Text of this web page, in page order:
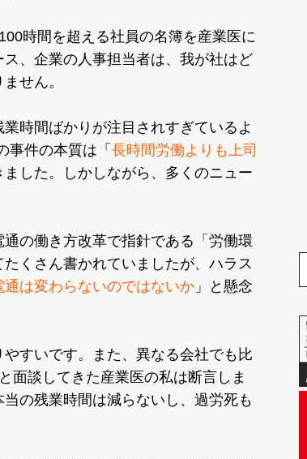
時間を超える社員の名簿を産業医に
、企業の人事担当者は、我が社はど
せん。
時間ばかりが注目されすぎているよ
事件の本質は「 長時間労働よりも上司
ました。しかしながら、多くのニュー
の働き方改革で指針である「労働環
くさん書かれていましたが、ハラス
通は変わらないのではないか 」と懸念
すいです。また、異なる会社でも比
面談してきた産業医の私は断言しま
の残業時間は減らないし、過労死も